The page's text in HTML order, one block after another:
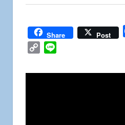
Share Post
Copy